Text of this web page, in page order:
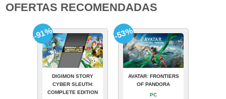
OFERTAS RECOMENDADAS
DIGIMON STORY
CYBER SLEUTH:
COMPLETE EDITION
-91%
AVATAR: FRONTIERS
OF PANDORA
PC
-53%